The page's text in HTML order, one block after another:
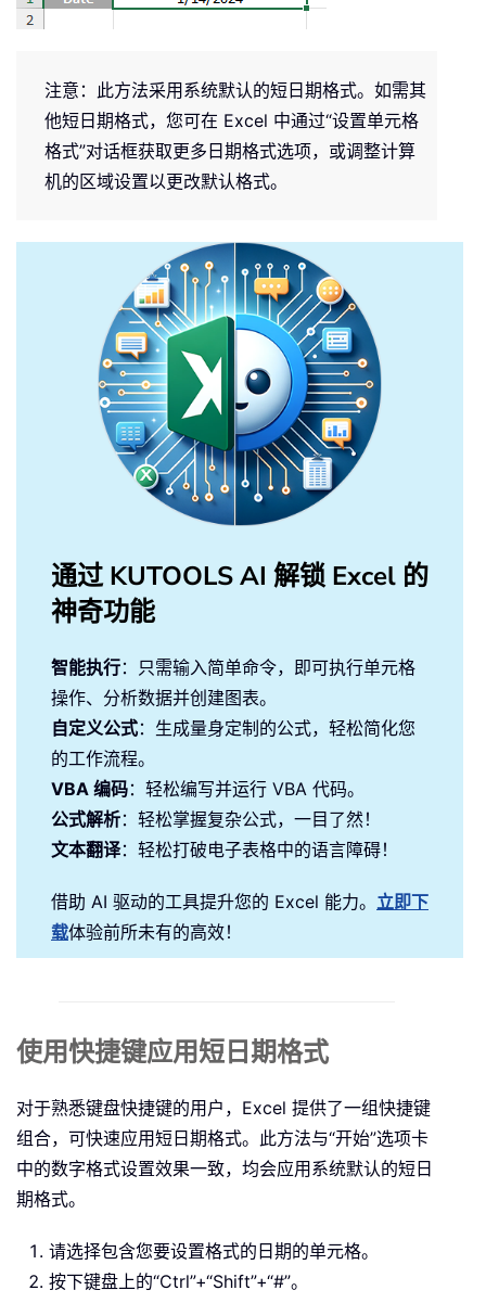
注意：此方法采用系统默认的短日期格式。如需其
他短日期格式，您可在 Excel 中通过“设置单元格
格式”对话框获取更多日期格式选项，或调整计算
机的区域设置以更改默认格式。
通过 KUTOOLS AI 解锁 Excel 的
神奇功能
智能执行：只需输入简单命令，即可执行单元格
操作、分析数据并创建图表。
自定义公式：生成量身定制的公式，轻松简化您
的工作流程。
VBA 编码：轻松编写并运行 VBA 代码。
公式解析：轻松掌握复杂公式，一目了然！
文本翻译：轻松打破电子表格中的语言障碍！
借助 AI 驱动的工具提升您的 Excel 能力。 立即下
载体验前所未有的高效！
使用快捷键应用短日期格式
对于熟悉键盘快捷键的用户，Excel 提供了一组快捷键
组合，可快速应用短日期格式。此方法与“开始”选项卡
中的数字格式设置效果一致，均会应用系统默认的短日
期格式。
请选择包含您要设置格式的日期的单元格。
按下键盘上的“Ctrl”+“Shift”+“#”。